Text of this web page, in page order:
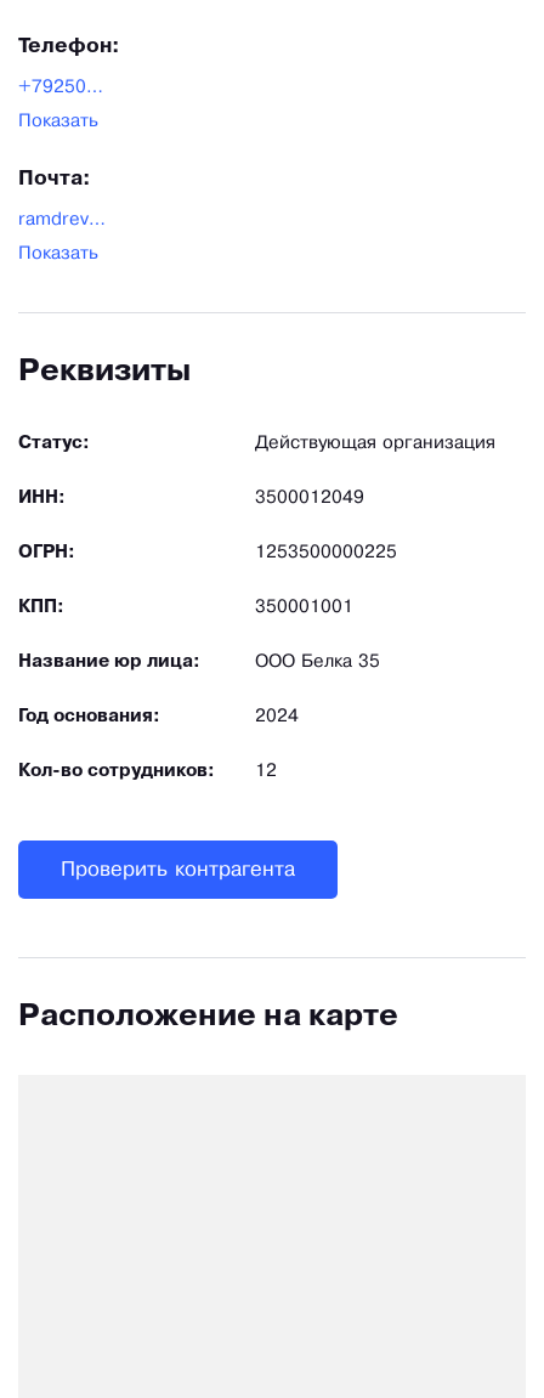
Телефон:
+79250837077
Показать
Почта:
ramdrevo777@yandex.ru
Показать
Реквизиты
Статус: Действующая организация
ИНН: 3500012049
ОГРН: 1253500000225
КПП: 350001001
Название юр лица: ООО Белка 35
Год основания: 2024
Кол-во сотрудников: 12
Проверить контрагента
Расположение на карте